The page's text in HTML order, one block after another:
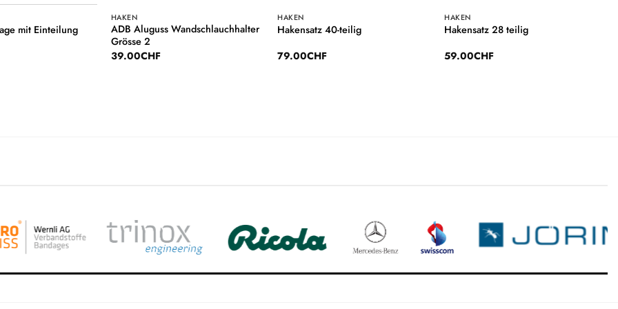
mit Einteilung
HAKEN
ADB Aluguss Wandschlauchhalter
Grösse 2
39.00CHF
HAKEN
Hakensatz 40-teilig
79.00CHF
HAKEN
Hakensatz 28 teilig
59.00CHF